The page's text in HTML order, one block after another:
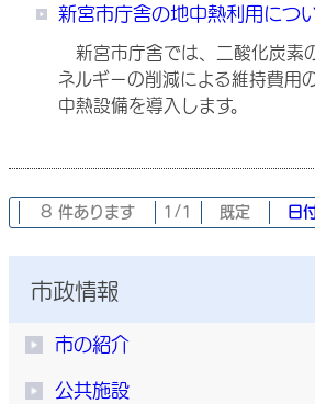
新宮市庁舎の地中熱利用につ
新宮市庁舎では、二酸化炭素
ネルギーの削減による維持費用
中熱設備を導入します。
8 件あります 1/1 既定 日
市政情報
市の紹介
公共施設